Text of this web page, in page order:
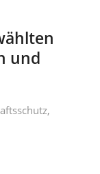
und
,